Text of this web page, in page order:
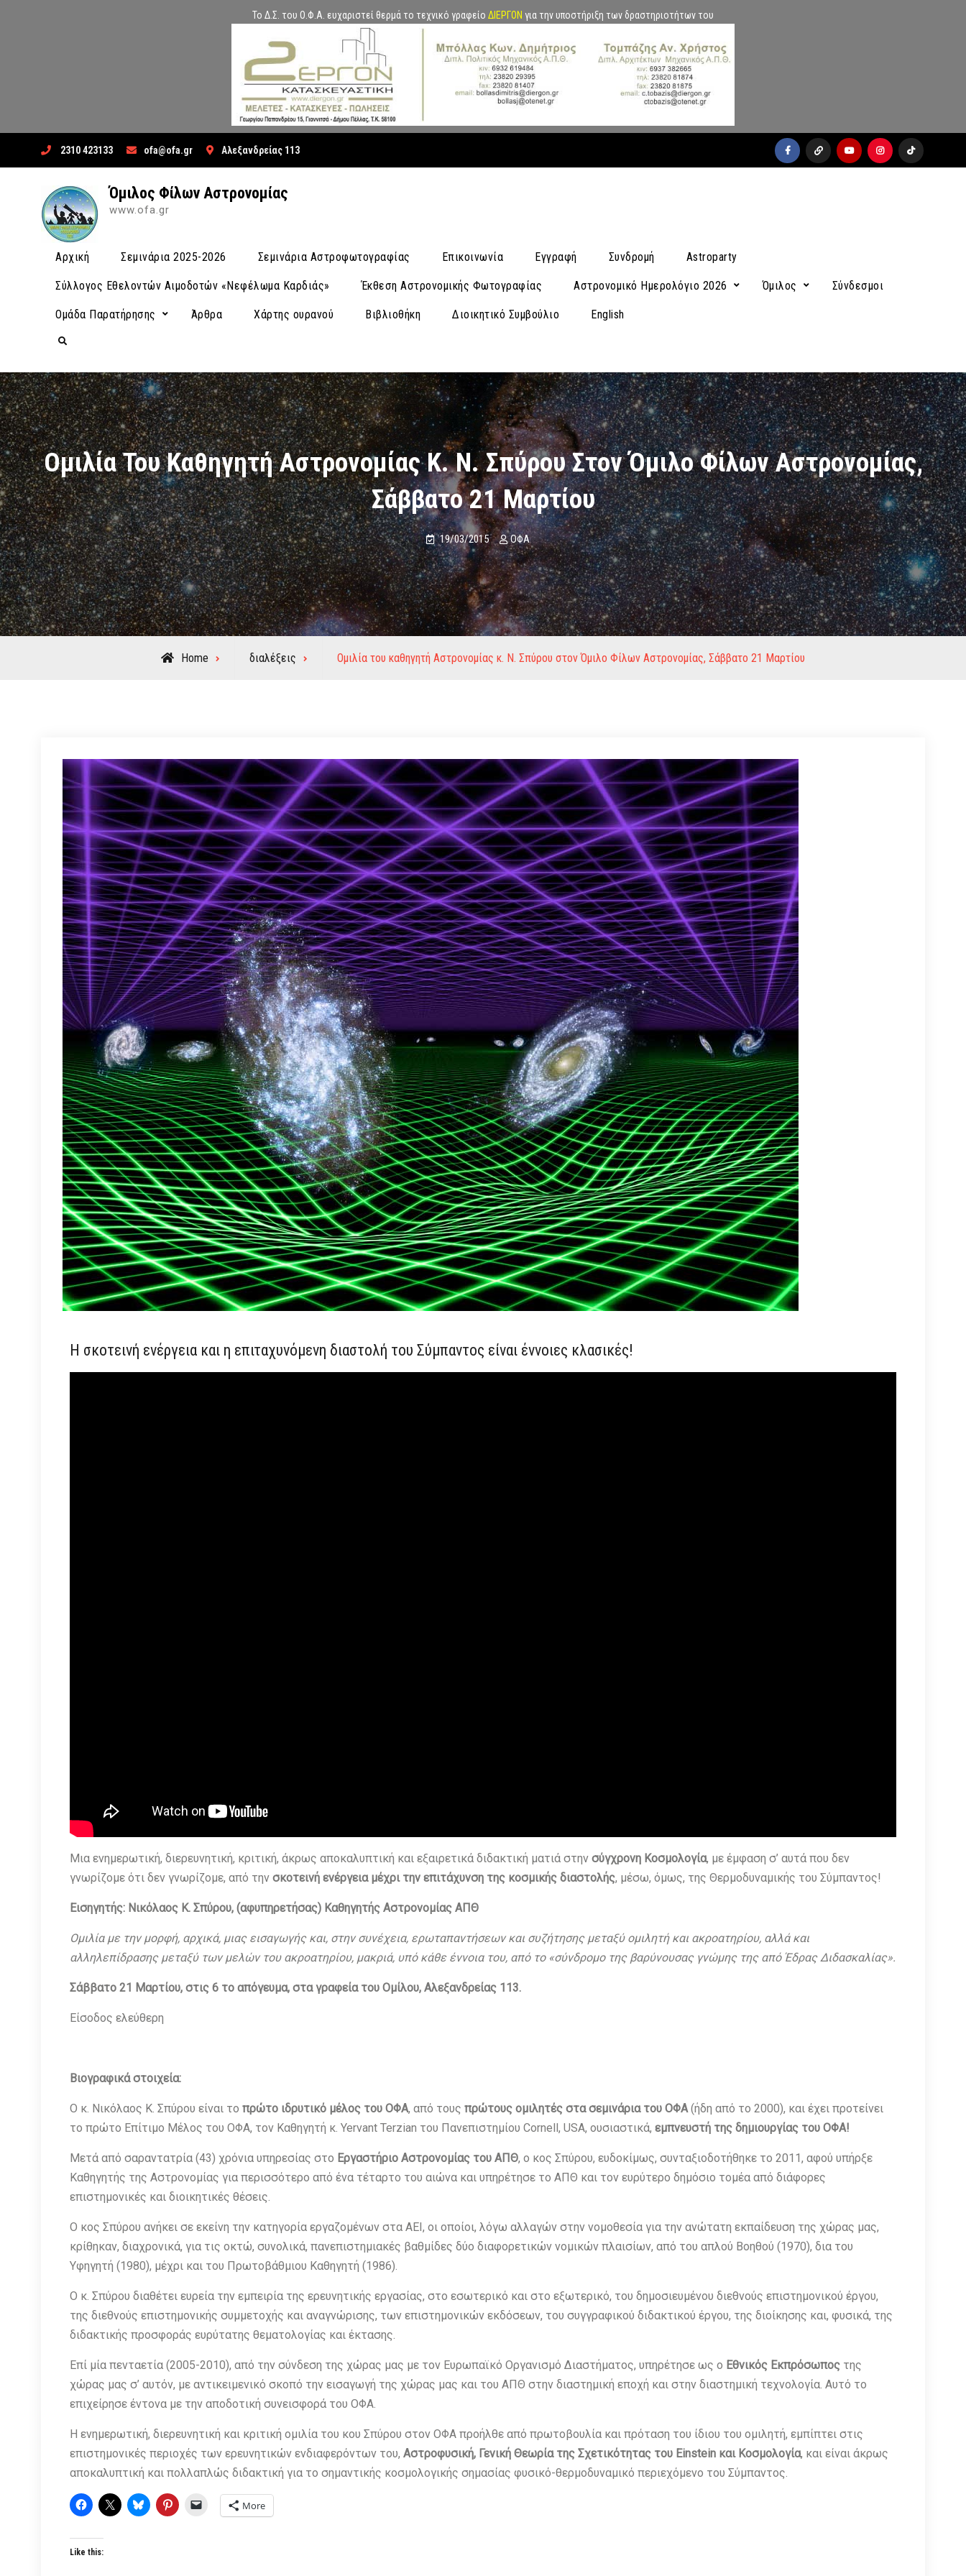
Το Δ.Σ. του Ο.Φ.Α. ευχαριστεί θερμά το τεχνικό γραφείο ΔΙΕΡΓΟΝ για την υποστήριξη των δραστηριοτήτων του
2310 423133 ofa@ofa.gr Αλεξανδρείας 113 facebook
x youtubeinstagramTiktok
Όμιλος Φίλων Αστρονομίας
www.ofa.gr
Αρχική Σεμινάρια 2025-2026 Σεμινάρια Αστροφωτογραφίας Επικοινωνία Εγγραφή Συνδρομή Astroparty
Σύλλογος Εθελοντών Αιμοδοτών «Νεφέλωμα Καρδιάς» Έκθεση Αστρονομικής Φωτογραφίας Αστρονομικό Ημερολόγιο 2026 Όμιλος Σύνδεσμοι
Ομάδα Παρατήρησης Άρθρα Χάρτης ουρανού Βιβλιοθήκη Διοικητικό Συμβούλιο English
Search
Ομιλία Του Καθηγητή Αστρονομίας Κ. Ν. Σπύρου Στον Όμιλο Φίλων Αστρονομίας,
Σάββατο 21 Μαρτίου
19/03/2015 ΟΦΑ
Home διαλέξεις Ομιλία του καθηγητή Αστρονομίας κ. Ν. Σπύρου στον Όμιλο Φίλων Αστρονομίας, Σάββατο 21 Μαρτίου
H σκοτεινή ενέργεια και η επιταχυνόμενη διαστολή του Σύμπαντος είναι έννοιες κλασικές!
Μια ενημερωτική, διερευνητική, κριτική, άκρως αποκαλυπτική και εξαιρετικά διδακτική ματιά στην σύγχρονη Κοσμολογία, με έμφαση σ’ αυτά που δεν
γνωρίζομε ότι δεν γνωρίζομε, από την σκοτεινή ενέργεια μέχρι την επιτάχυνση της κοσμικής διαστολής, μέσω, όμως, της Θερμοδυναμικής του Σύμπαντος!
Εισηγητής: Νικόλαος Κ. Σπύρου, (αφυπηρετήσας) Καθηγητής Αστρονομίας ΑΠΘ
Ομιλία με την μορφή, αρχικά, μιας εισαγωγής και, στην συνέχεια, ερωταπαντήσεων και συζήτησης μεταξύ ομιλητή και ακροατηρίου, αλλά και
αλληλεπίδρασης μεταξύ των μελών του ακροατηρίου, μακριά, υπό κάθε έννοια του, από το «σύνδρομο της βαρύνουσας γνώμης της από Έδρας Διδασκαλίας».
Σάββατο 21 Μαρτίου, στις 6 το απόγευμα, στα γραφεία του Ομίλου, Αλεξανδρείας 113.
Είσοδος ελεύθερη
Βιογραφικά στοιχεία:
O κ. Νικόλαος Κ. Σπύρου είναι το πρώτο ιδρυτικό μέλος του ΟΦΑ, από τους πρώτους ομιλητές στα σεμινάρια του ΟΦΑ(ήδη από το 2000), και έχει προτείνει
το πρώτο Επίτιμο Μέλος του ΟΦΑ, τον Καθηγητή κ. Yervant Terzian του Πανεπιστημίου Cornell, USA, ουσιαστικά, εμπνευστή της δημιουργίας του ΟΦΑ!
Μετά από σαραντατρία (43) χρόνια υπηρεσίας στο Εργαστήριο Αστρονομίας του ΑΠΘ, ο κος Σπύρου, ευδοκίμως, συνταξιοδοτήθηκε το 2011, αφού υπήρξε
Καθηγητής της Αστρονομίας για περισσότερο από ένα τέταρτο του αιώνα και υπηρέτησε το ΑΠΘ και τον ευρύτερο δημόσιο τομέα από διάφορες
επιστημονικές και διοικητικές θέσεις.
Ο κος Σπύρου ανήκει σε εκείνη την κατηγορία εργαζομένων στα ΑΕΙ, οι οποίοι, λόγω αλλαγών στην νομοθεσία για την ανώτατη εκπαίδευση της χώρας μας,
κρίθηκαν, διαχρονικά, για τις οκτώ, συνολικά, πανεπιστημιακές βαθμίδες δύο διαφορετικών νομικών πλαισίων, από του απλού Βοηθού (1970), δια του
Υφηγητή (1980), μέχρι και του Πρωτοβάθμιου Καθηγητή (1986).
Ο κ. Σπύρου διαθέτει ευρεία την εμπειρία της ερευνητικής εργασίας, στο εσωτερικό και στο εξωτερικό, του δημοσιευμένου διεθνούς επιστημονικού έργου,
της διεθνούς επιστημονικής συμμετοχής και αναγνώρισης, των επιστημονικών εκδόσεων, του συγγραφικού διδακτικού έργου, της διοίκησης και, φυσικά, της
διδακτικής προσφοράς ευρύτατης θεματολογίας και έκτασης.
Επί μία πενταετία (2005-2010), από την σύνδεση της χώρας μας με τον Ευρωπαϊκό Οργανισμό Διαστήματος, υπηρέτησε ως ο Εθνικός Εκπρόσωπος της
χώρας μας σ’ αυτόν, με αντικειμενικό σκοπό την εισαγωγή της χώρας μας και του ΑΠΘ στην διαστημική εποχή και στην διαστημική τεχνολογία. Αυτό το
επιχείρησε έντονα με την αποδοτική συνεισφορά του ΟΦΑ.
Η ενημερωτική, διερευνητική και κριτική ομιλία του κου Σπύρου στον ΟΦΑ προήλθε από πρωτοβουλία και πρόταση του ίδιου του ομιλητή, εμπίπτει στις
επιστημονικές περιοχές των ερευνητικών ενδιαφερόντων του, Αστροφυσική, Γενική Θεωρία της Σχετικότητας του Einstein και Κοσμολογία, και είναι άκρως
αποκαλυπτική και πολλαπλώς διδακτική για το σημαντικής κοσμολογικής σημασίας φυσικό-θερμοδυναμικό περιεχόμενο του Σύμπαντος.
More
Like this: